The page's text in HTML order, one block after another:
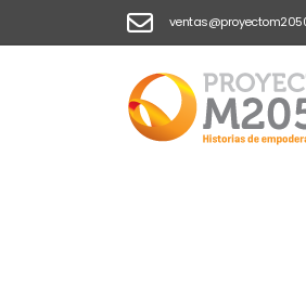
HOME 2017 FEBRERO
Monthly